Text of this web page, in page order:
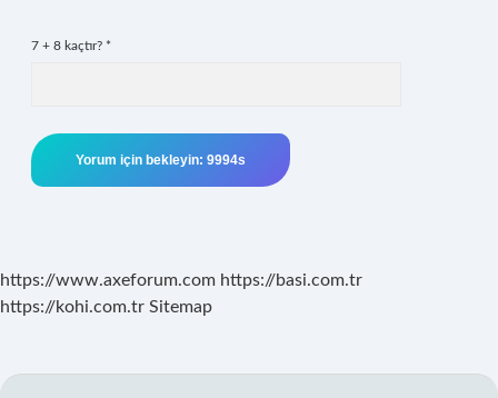
7 + 8 kaçtır? *
https://www.axeforum.com https://basi.com.tr
https://kohi.com.tr Sitemap